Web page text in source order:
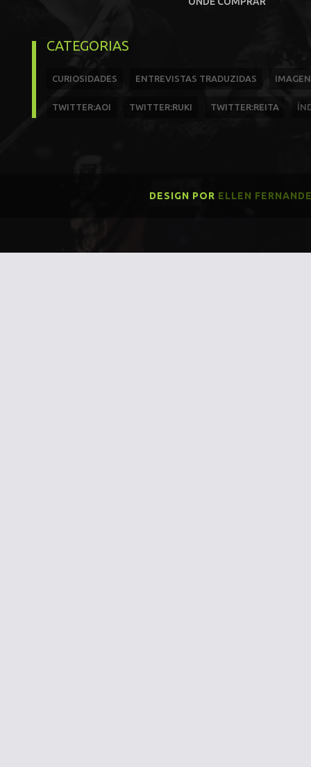
CATEGORIAS
CURIOSIDADES ENTREVISTAS TRADUZIDAS
TWITTER:AOI TWITTER:RUKI TWITTER:REITA
DESIGN POR ELLEN